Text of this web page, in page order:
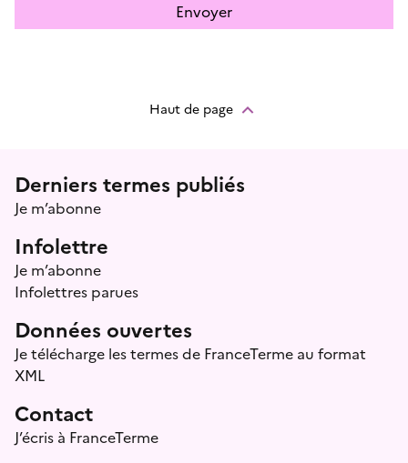
Envoyer
Haut de page
Menu prefooter
Derniers termes publiés
Je m’abonne
Infolettre
Je m’abonne
Infolettres parues
Données ouvertes
Je télécharge les termes de FranceTerme au format
XML
Contact
J’écris à FranceTerme